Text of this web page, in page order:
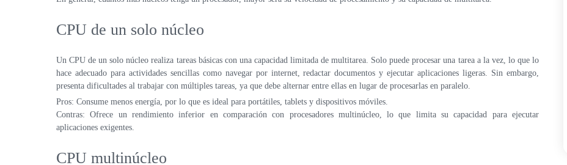
CPU de un solo núcleo
Un CPU de un solo núcleo realiza tareas básicas con una capacidad limitada de multitarea. Solo puede procesar una tarea a la vez, lo que lo
hace adecuado para actividades sencillas como navegar por internet, redactar documentos y ejecutar aplicaciones ligeras. Sin embargo,
presenta dificultades al trabajar con múltiples tareas, ya que debe alternar entre ellas en lugar de procesarlas en paralelo.
Pros: Consume menos energía, por lo que es ideal para portátiles, tablets y dispositivos móviles.
Contras: Ofrece un rendimiento inferior en comparación con procesadores multinúcleo, lo que limita su capacidad para ejecutar
aplicaciones exigentes.
CPU multinúcleo